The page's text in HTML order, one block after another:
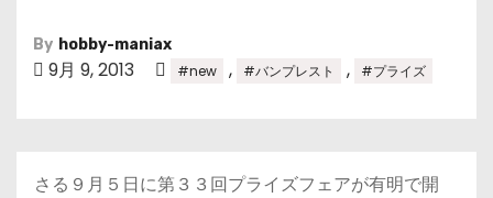
By hobby-maniax
9月 9, 2013 #new , #バンプレスト , #プライズ
さる９月５日に第３３回プライズフェアが有明で開